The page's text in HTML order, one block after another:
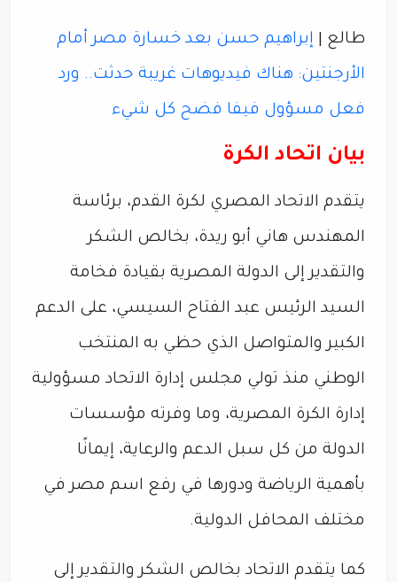
طالع | إبراهيم حسن بعد خسارة مصر أمام
الأرجنتين: هناك فيديوهات غريبة حدثت.. ورد
فعل مسؤول فيفا فضح كل شيء
بيان اتحاد الكرة
يتقدم الاتحاد المصري لكرة القدم، برئاسة
المهندس هاني أبو ريدة، بخالص الشكر
والتقدير إلى الدولة المصرية بقيادة فخامة
السيد الرئيس عبد الفتاح السيسي، على الدعم
الكبير والمتواصل الذي حظي به المنتخب
الوطني منذ تولي مجلس إدارة الاتحاد مسؤولية
إدارة الكرة المصرية، وما وفرته مؤسسات
الدولة من كل سبل الدعم والرعاية، إيمانًا
بأهمية الرياضة ودورها في رفع اسم مصر في
مختلف المحافل الدولية.
كما يتقدم الاتحاد بخالص الشكر والتقدير إلى